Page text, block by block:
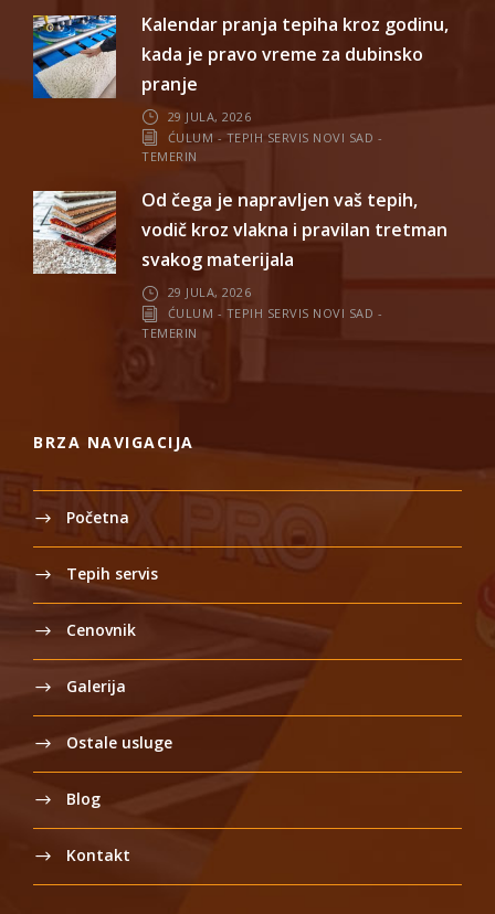
Kalendar pranja tepiha kroz godinu,
kada je pravo vreme za dubinsko
pranje
29 JULA, 2026
ĆULUM - TEPIH SERVIS NOVI SAD -
TEMERIN
Od čega je napravljen vaš tepih,
vodič kroz vlakna i pravilan tretman
svakog materijala
29 JULA, 2026
ĆULUM - TEPIH SERVIS NOVI SAD -
TEMERIN
BRZA NAVIGACIJA
Početna
Tepih servis
Cenovnik
Galerija
Ostale usluge
Blog
Kontakt